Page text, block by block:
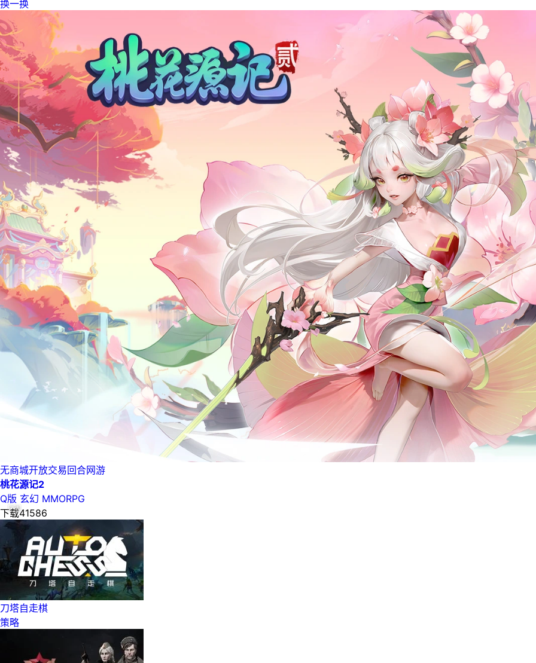
换一换
无商城开放交易回合网游
桃花源记2
Q版 玄幻 MMORPG
下载41586
刀塔自走棋
策略